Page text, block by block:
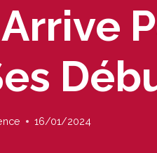
16/01/2024